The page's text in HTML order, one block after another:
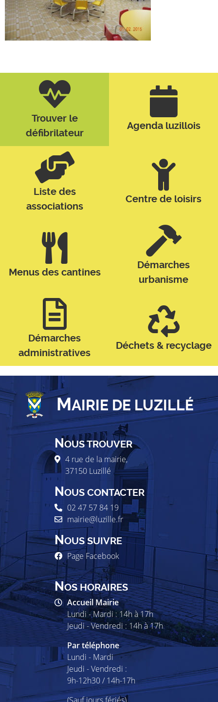
Trouver le
défibrilateur
Agenda luzillois
Liste des
associations
Centre de loisirs
Menus des cantines
Démarches
urbanisme
Démarches
administratives
Déchets & recyclage
MAIRIE DE LUZILLÉ
NOUS TROUVER
4 rue de la mairie,
37150 Luzillé
NOUS CONTACTER
02 47 57 84 19
mairie@luzille.fr
NOUS SUIVRE
Page Facebook
NOS HORAIRES
Accueil Mairie
Lundi - Mardi : 14h à 17h
Jeudi - Vendredi : 14h à 17h
Par téléphone
Lundi - Mardi
Jeudi - Vendredi :
9h-12h30 / 14h-17h